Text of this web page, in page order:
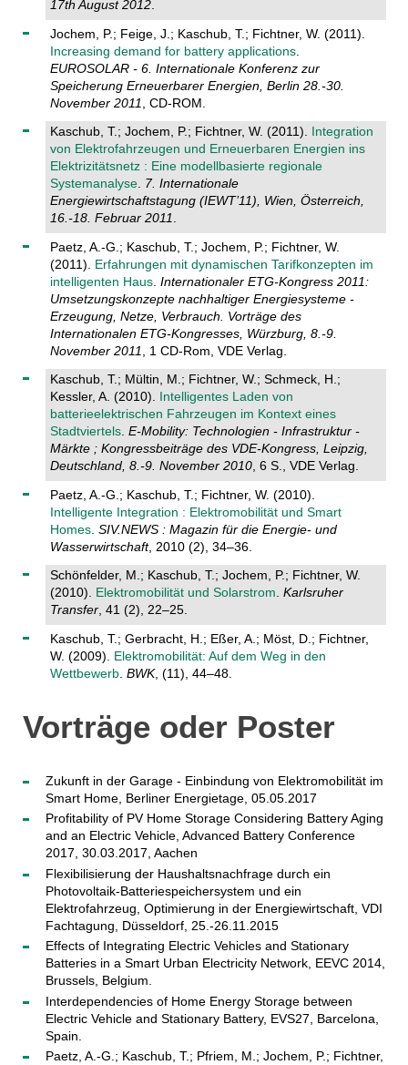
17th August 2012.
Jochem, P.; Feige, J.; Kaschub, T.; Fichtner, W. (2011).
Increasing demand for battery applications.
EUROSOLAR - 6. Internationale Konferenz zur
Speicherung Erneuerbarer Energien, Berlin 28.-30.
November 2011
, CD-ROM.
Kaschub, T.; Jochem, P.; Fichtner, W. (2011). Integration
von Elektrofahrzeugen und Erneuerbaren Energien ins
Elektrizitätsnetz : Eine modellbasierte regionale
Systemanalyse. 7. Internationale
Energiewirtschaftstagung (IEWT’11), Wien, Österreich,
16.-18. Februar 2011.
Paetz, A.-G.; Kaschub, T.; Jochem, P.; Fichtner, W.
(2011). Erfahrungen mit dynamischen Tarifkonzepten im
intelligenten Haus. Internationaler ETG-Kongress 2011:
Umsetzungskonzepte nachhaltiger Energiesysteme -
Erzeugung, Netze, Verbrauch. Vorträge des
Internationalen ETG-Kongresses, Würzburg, 8.-9.
November 2011
, 1 CD-Rom, VDE Verlag.
Kaschub, T.; Mültin, M.; Fichtner, W.; Schmeck, H.;
Kessler, A. (2010). Intelligentes Laden von
batterieelektrischen Fahrzeugen im Kontext eines
Stadtviertels. E-Mobility: Technologien - Infrastruktur -
Märkte ; Kongressbeiträge des VDE-Kongress, Leipzig,
Deutschland, 8.-9. November 2010, 6 S., VDE Verlag.
Paetz, A.-G.; Kaschub, T.; Fichtner, W. (2010).
Intelligente Integration : Elektromobilität und Smart
Homes. SIV.NEWS : Magazin für die Energie- und
Wasserwirtschaft, 2010 (2), 34–36.
Schönfelder, M.; Kaschub, T.; Jochem, P.; Fichtner, W.
(2010). Elektromobilität und Solarstrom. Karlsruher
Transfer, 41 (2), 22–25.
Kaschub, T.; Gerbracht, H.; Eßer, A.; Möst, D.; Fichtner,
W. (2009). Elektromobilität: Auf dem Weg in den
Wettbewerb. BWK, (11), 44–48.
Vorträge oder Poster
Zukunft in der Garage - Einbindung von Elektromobilität im
Smart Home, Berliner Energietage, 05.05.2017
Profitability of PV Home Storage Considering Battery Aging
and an Electric Vehicle, Advanced Battery Conference
2017, 30.03.2017, Aachen
Flexibilisierung der Haushaltsnachfrage durch ein
Photovoltaik-Batteriespeichersystem und ein
Elektrofahrzeug, Optimierung in der Energiewirtschaft, VDI
Fachtagung, Düsseldorf, 25.-26.11.2015
Effects of Integrating Electric Vehicles and Stationary
Batteries in a Smart Urban Electricity Network, EEVC 2014,
Brussels, Belgium.
Interdependencies of Home Energy Storage between
Electric Vehicle and Stationary Battery, EVS27, Barcelona,
Spain.
Paetz, A.-G.; Kaschub, T.; Pfriem, M.; Jochem, P.; Fichtner,